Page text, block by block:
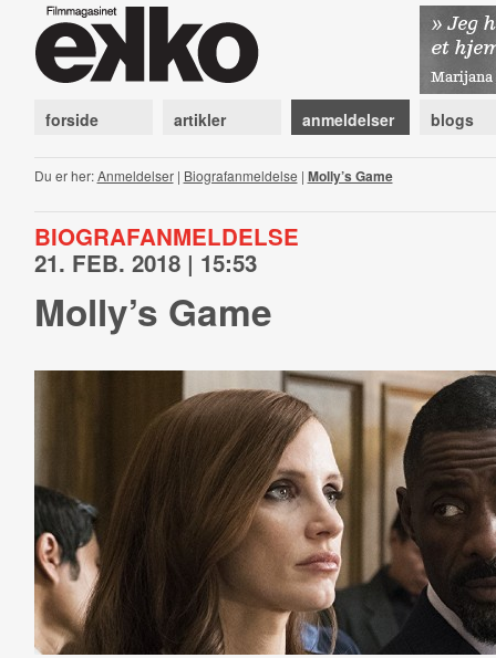
forside artikler anmeldelser blogs
Du er her:Anmeldelser| Biografanmeldelse | Molly’s Game
BIOGRAFANMELDELSE
21. FEB. 2018 | 15:53
Molly’s Game